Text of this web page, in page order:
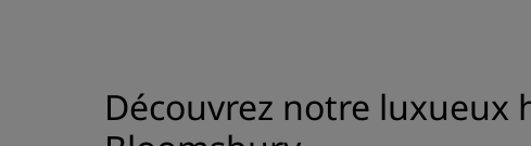
Découvrez notre